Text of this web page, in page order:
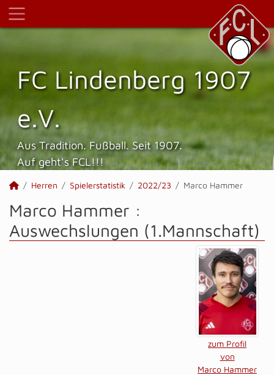
FC Lindenberg 1907
e.V.
Aus Tradition. Fußball. Seit 1907.
Auf geht's FCL!!!
Herren Spielerstatistik 2022/23 Marco Hammer
Marco Hammer :
Auswechslungen (1.Mannschaft)
zum Profil
von
Marco Hammer